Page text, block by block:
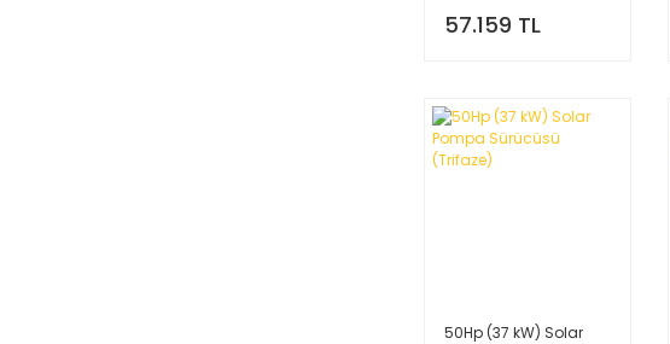
57.159 TL
50Hp (37 kW) Solar